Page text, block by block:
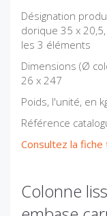
Désignation
dorique 35 x
les 3 éléments
Dimensions (Ø
26 x 247
Poids, l'unité, en
Référence
Consultez la fiche
Colonne